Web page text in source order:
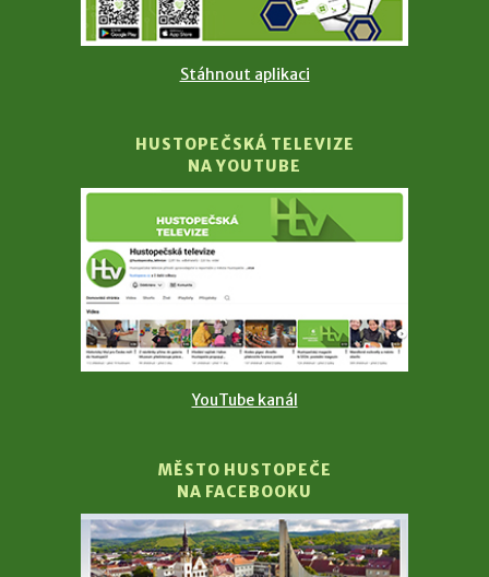
Stáhnout aplikaci
HUSTOPEČSKÁ TELEVIZE
NA YOUTUBE
YouTube kanál
MĚSTO HUSTOPEČE
NA FACEBOOKU